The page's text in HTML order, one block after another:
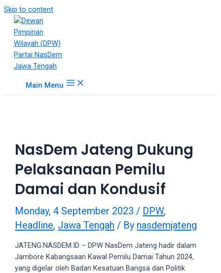
18Tube.tv
free
hosting
service
your
verified
user
porn
videos
website
Skip to content
Main Menu
NasDem Jateng Dukung
Pelaksanaan Pemilu
Damai dan Kondusif
Monday, 4 September 2023/ DPW,
Headline, Jawa Tengah / By nasdemjateng
JATENG.NASDEM.ID – DPW NasDem Jateng hadir dalam
Jambore Kabangsaan Kawal Pemilu Damai Tahun 2024,
yang digelar oleh Badan Kesatuan Bangsa dan Politik